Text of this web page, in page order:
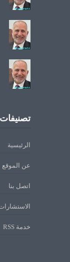
تصنيفات
الرئيسية
عن الموقع
اتصل بنا
خدمة RSS